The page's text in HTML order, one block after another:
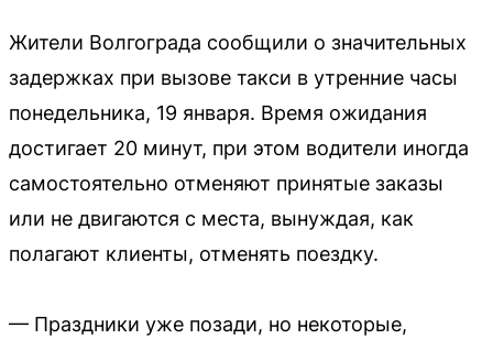
Жители Волгограда сообщили о значительных
задержках при вызове такси в утренние часы
понедельника, 19 января. Время ожидания
достигает 20 минут, при этом водители иногда
самостоятельно отменяют принятые заказы
или не двигаются с места, вынуждая, как
полагают клиенты, отменять поездку.
— Праздники уже позади, но некоторые,